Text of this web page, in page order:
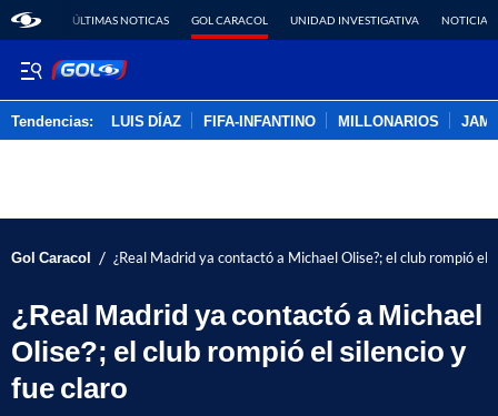
ÚLTIMAS NOTICAS GOL CARACOL UNIDAD INVESTIGATIVA NOTICIAS
Tendencias: LUIS DÍAZ FIFA-INFANTINO MILLONARIOS
Gol Caracol / ¿Real Madrid ya contactó a Michael Olise?; el club rompió el
¿Real Madrid ya contactó a Michael
Olise?; el club rompió el silencio y
fue claro